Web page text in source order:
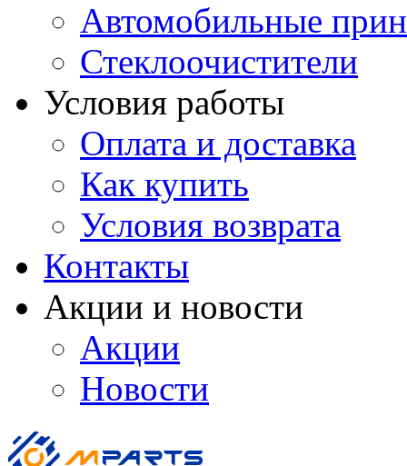
Автомобильные
Стеклоочистители
Условия работы
Оплата и доставка
Как купить
Условия возврата
Контакты
Акции и новости
Акции
Новости